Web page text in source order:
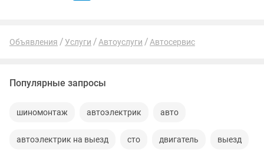
Объявления Услуги Автоуслуги Автосервис
Популярные запросы
шиномонтаж автоэлектрик авто
автоэлектрик на выезд сто двигатель выезд